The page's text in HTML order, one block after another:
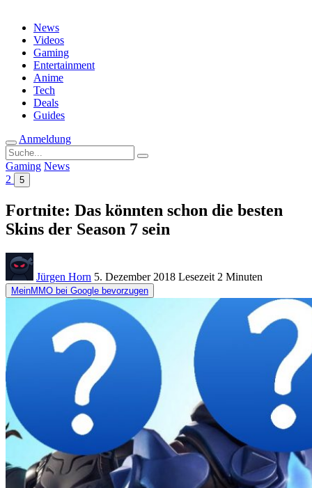
News
Videos
Gaming
Entertainment
Anime
Tech
Deals
Guides
Anmeldung
Suche
nach:
Gaming News
2
5
Fortnite: Das könnten schon die besten
Skins der Season 7 sein
Jürgen Horn 5. Dezember 2018 Lesezeit 2 Minuten
MeinMMO bei Google bevorzugen